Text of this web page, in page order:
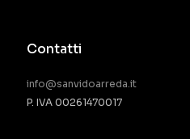
Contatti
info@sanvidoarreda.it
P. IVA 00261470017